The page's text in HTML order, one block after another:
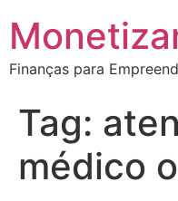
Finanças para
Tag:
médico